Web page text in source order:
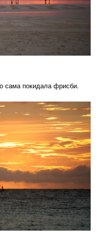
сама покидала фрисби.